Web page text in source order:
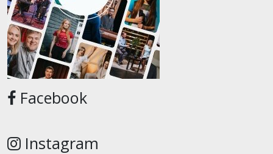
Facebook
Instagram